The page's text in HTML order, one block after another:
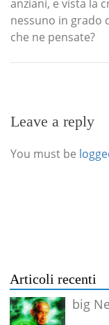
anziani, e vista la
nessuno in grado
che ne pensate?
Leave a reply
You must be
Articoli recenti
big